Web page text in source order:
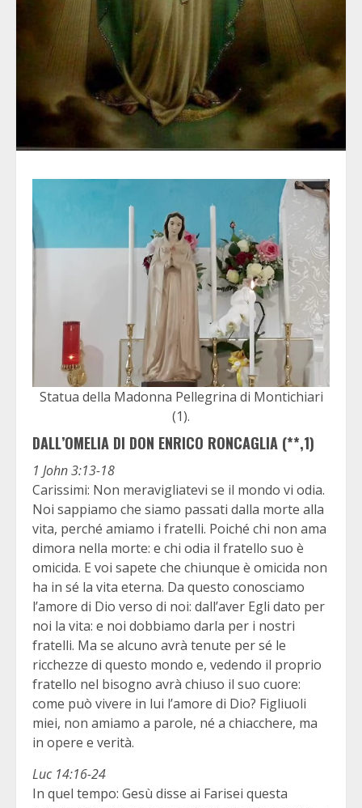
Statua della Madonna Pellegrina di Montichiari
(1).
DALL’OMELIA DI DON ENRICO RONCAGLIA (**,1)
1 John 3:13-18
Carissimi: Non meravigliatevi se il mondo vi odia.
Noi sappiamo che siamo passati dalla morte alla
vita, perché amiamo i fratelli. Poiché chi non ama
dimora nella morte: e chi odia il fratello suo è
omicida. E voi sapete che chiunque è omicida non
ha in sé la vita eterna. Da questo conosciamo
l’amore di Dio verso di noi: dall’aver Egli dato per
noi la vita: e noi dobbiamo darla per i nostri
fratelli. Ma se alcuno avrà tenute per sé le
ricchezze di questo mondo e, vedendo il proprio
fratello nel bisogno avrà chiuso il suo cuore:
come può vivere in lui l’amore di Dio? Figliuoli
miei, non amiamo a parole, né a chiacchere, ma
in opere e verità.
Luc 14:16-24
In quel tempo: Gesù disse ai Farisei questa